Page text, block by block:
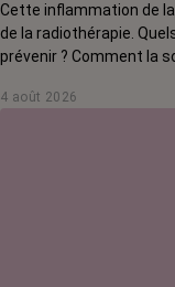
Cette inflammation de
de la radiothérapie.
prévenir ? Comment la
4 août 2026